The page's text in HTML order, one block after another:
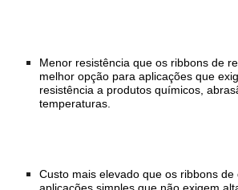
Menor resistência que os ribbons de
melhor opção para aplicações que
resistência a produtos químicos,
temperaturas.
Custo mais elevado que os ribbons de